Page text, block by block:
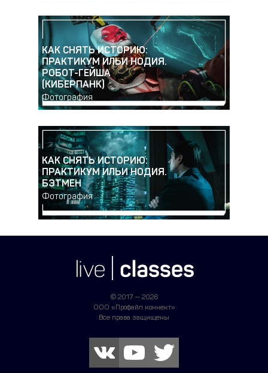
КАК СНЯТЬ ИСТОРИЮ:
ПРАКТИКУМ ИЛЬИ НОДИЯ.
РОБОТ-ГЕЙША
(КИБЕРПАНК)
Фотография
КАК СНЯТЬ ИСТОРИЮ:
ПРАКТИКУМ ИЛЬИ НОДИЯ.
БЭТМЕН
Фотография
© 2017 — 2026
ООО «Профайл коннект»
Все права защищены